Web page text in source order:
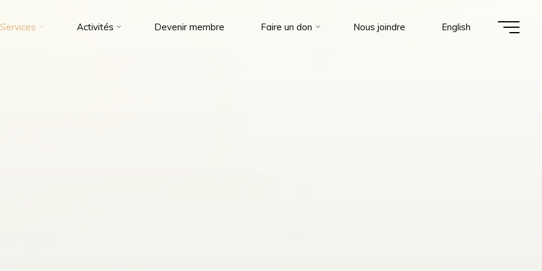
Services Activités Devenir membre Faire un don Nous joindre English